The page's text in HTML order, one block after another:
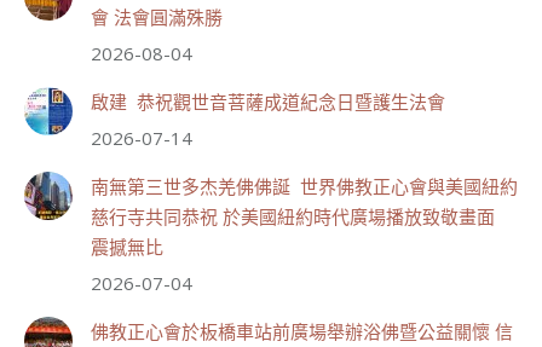
分享
世界佛教正心會
July 19, 2026, 1:40 AM
觀看更多
53 27 則留言
會 法會圓滿殊勝
2026-08-04
啟建 恭祝觀世音菩薩成道紀念日暨護生法會
2026-07-14
南無第三世多杰羌佛佛誕 世界佛教正心會與美國紐約
慈行寺共同恭祝 於美國紐約時代廣場播放致敬畫面
震撼無比
2026-07-04
佛教正心會於板橋車站前廣場舉辦浴佛暨公益關懷 信